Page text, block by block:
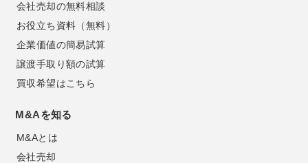
会社売却の無料相談
お役立ち資料（無料）
企業価値の簡易試算
譲渡手取り額の試算
買収希望はこちら
M&Aを知る
M&Aとは
会社売却